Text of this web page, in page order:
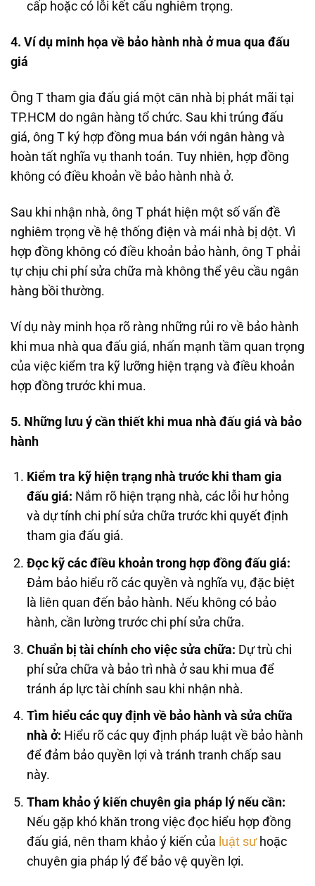
cấp hoặc có lỗi kết cấu nghiêm trọng.
4. Ví dụ minh họa về bảo hành nhà ở mua qua đấu
giá
Ông T tham gia đấu giá một căn nhà bị phát mãi tại
TP.HCM do ngân hàng tổ chức. Sau khi trúng đấu
giá, ông T ký hợp đồng mua bán với ngân hàng và
hoàn tất nghĩa vụ thanh toán. Tuy nhiên, hợp đồng
không có điều khoản về bảo hành nhà ở.
Sau khi nhận nhà, ông T phát hiện một số vấn đề
nghiêm trọng về hệ thống điện và mái nhà bị dột. Vì
hợp đồng không có điều khoản bảo hành, ông T phải
tự chịu chi phí sửa chữa mà không thể yêu cầu ngân
hàng bồi thường.
Ví dụ này minh họa rõ ràng những rủi ro về bảo hành
khi mua nhà qua đấu giá, nhấn mạnh tầm quan trọng
của việc kiểm tra kỹ lưỡng hiện trạng và điều khoản
hợp đồng trước khi mua.
5. Những lưu ý cần thiết khi mua nhà đấu giá và bảo
hành
Kiểm tra kỹ hiện trạng nhà trước khi tham gia
đấu giá: Nắm rõ hiện trạng nhà, các lỗi hư hỏng
và dự tính chi phí sửa chữa trước khi quyết định
tham gia đấu giá.
Đọc kỹ các điều khoản trong hợp đồng đấu giá:
Đảm bảo hiểu rõ các quyền và nghĩa vụ, đặc biệt
là liên quan đến bảo hành. Nếu không có bảo
hành, cần lường trước chi phí sửa chữa.
Chuẩn bị tài chính cho việc sửa chữa: Dự trù chi
phí sửa chữa và bảo trì nhà ở sau khi mua để
tránh áp lực tài chính sau khi nhận nhà.
Tìm hiểu các quy định về bảo hành và sửa chữa
nhà ở: Hiểu rõ các quy định pháp luật về bảo hành
để đảm bảo quyền lợi và tránh tranh chấp sau
này.
Tham khảo ý kiến chuyên gia pháp lý nếu cần:
Nếu gặp khó khăn trong việc đọc hiểu hợp đồng
đấu giá, nên tham khảo ý kiến của luật sưhoặc
chuyên gia pháp lý để bảo vệ quyền lợi.